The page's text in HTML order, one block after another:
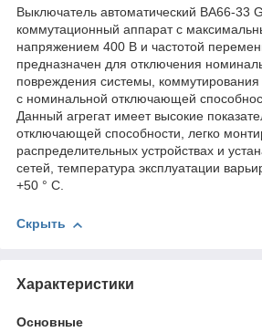
Выключатель автоматический ВА66-33
коммутационный аппарат с
напряжением 400 В и частотой
предназначен для отключения
повреждения системы, коммутирования
с номинальной отключающей
Данный агрегат имеет высокие
отключающей способности, легко
распределительных устройствах и
сетей, температура эксплуатации
+50 ° C.
Скрыть
Характеристики
Основные